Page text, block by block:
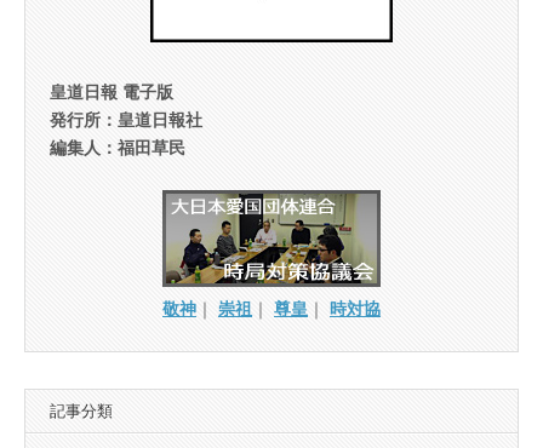
皇道日報 電子版
発行所：皇道日報社
編集人：福田草民
敬神 ｜ 崇祖 ｜ 尊皇 ｜ 時対協
記事分類